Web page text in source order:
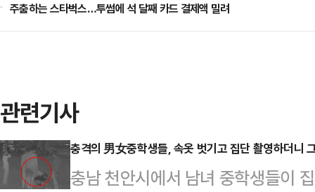
주춤하는 스타벅스…투썸에 석 달째 카드 결제액 밀려
관련기사
충격의 男女중학생들, 속옷 벗기고 집단 촬영하더니
충남 천안시에서 남녀 중학생들이